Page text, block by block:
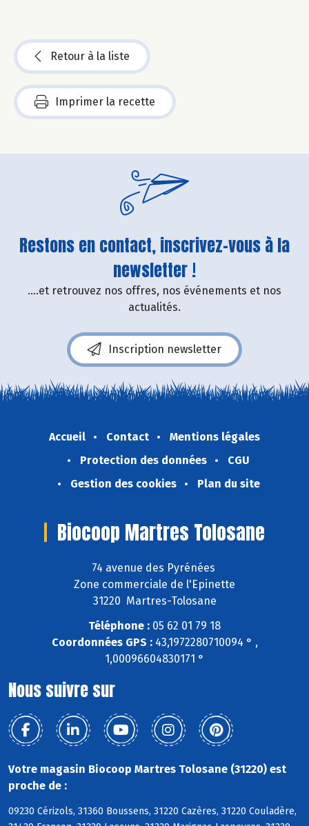
Retour à la liste
Imprimer la recette
Restons en contact, inscrivez-vous à la
newsletter !
....et retrouvez nos offres, nos événements et nos
actualités.
Inscription newsletter
Accueil Contact
Mentions légales
Protection des données
CGU
Gestion des cookies
Plan du site
Biocoop Martres Tolosane
74 avenue des Pyrénées
Zone commerciale de l'Epinette
31220 Martres-Tolosane
Téléphone : 05 62 01 79 18
Coordonnées GPS :43,1972280710094 ° ,
1,00096604830171 °
Nous suivre sur
Votre magasin Biocoop Martres Tolosane (31220) est
proche de :
09230 Cérizols, 31360 Boussens, 31220 Cazères, 31220 Couladère,